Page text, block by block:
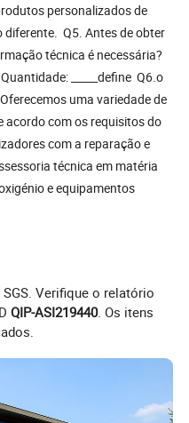
personalizados de
diferente. Q5. Antes de obter
técnica é necessária?
_____define Q6.o
uma variedade de
acordo com os requisitos do
com a reparação e
técnica em matéria
e equipamentos
Verifique o relatório
QIP-ASI219440. Os itens